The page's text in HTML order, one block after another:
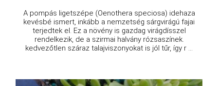
A pompás ligetszépe (Oenothera speciosa) idehaza
kevésbé ismert, inkább a nemzetség sárgvirágú fajai
terjedtek el. Ez a növény is gazdag virágdísszel
rendelkezik, de a szirmai halvány rózsaszínek.
kedvezőtlen száraz talajviszonyokat is jól tűr, így r ...